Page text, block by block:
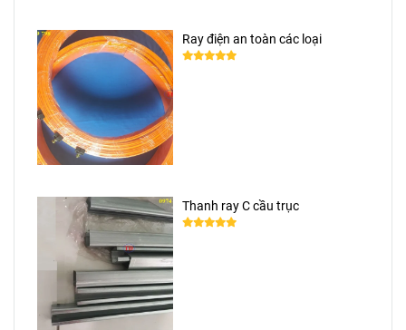
Ray điện an toàn các loại
Thanh ray C cầu trục